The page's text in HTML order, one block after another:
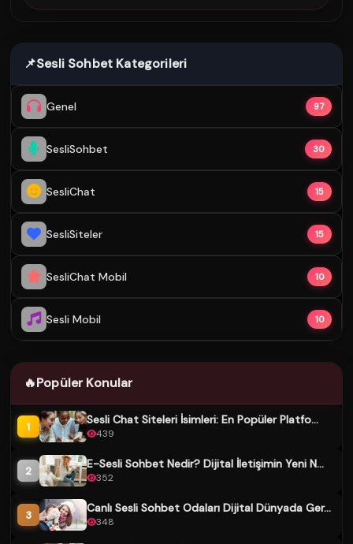
📌Sesli Sohbet Kategorileri
Genel 97
SesliSohbet 30
SesliChat 15
SesliSiteler 15
SesliChat Mobil 10
Sesli Mobil 10
🔥Popüler Konular
1 Sesli Chat Siteleri İsimleri: En Popüler Platfo...
439
2 E-Sesli Sohbet Nedir? Dijital İletişimin Yeni N...
352
3 Canlı Sesli Sohbet Odaları Dijital Dünyada Ger...
348